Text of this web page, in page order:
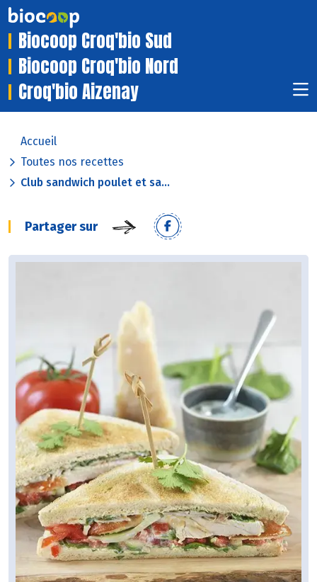
Biocoop Croq'bio Sud
Biocoop Croq'bio Nord
Croq'bio Aizenay
Accueil
Toutes nos recettes
Club sandwich poulet et sa...
Partager sur